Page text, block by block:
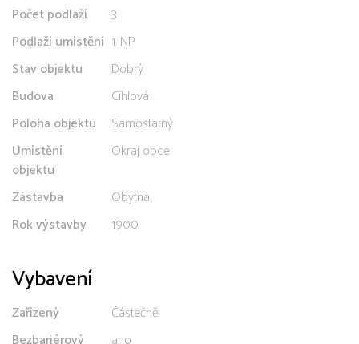
Počet podlaží
3
Podlaží umístění 1. NP
Stav objektu
Dobrý
Budova
Cihlová
Poloha objektu
Samostatný
Umístění
objektu
Okraj obce
Zástavba
Obytná
Rok výstavby
1900
Vybavení
Zařízený
Částečně